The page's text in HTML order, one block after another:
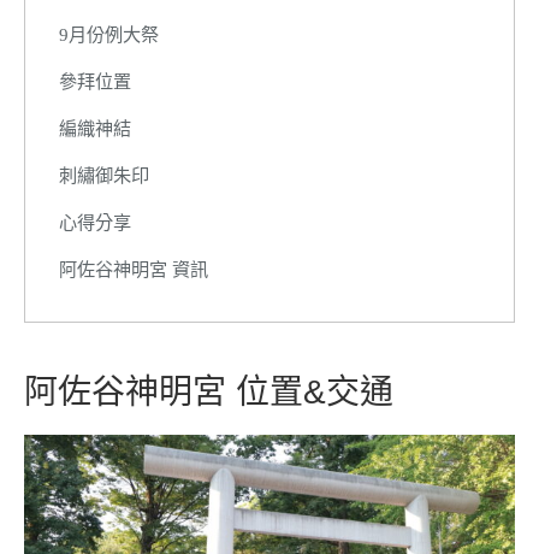
9月份例大祭
參拜位置
編織神結
刺繡御朱印
心得分享
阿佐谷神明宮 資訊
阿佐谷神明宮 位置&交通